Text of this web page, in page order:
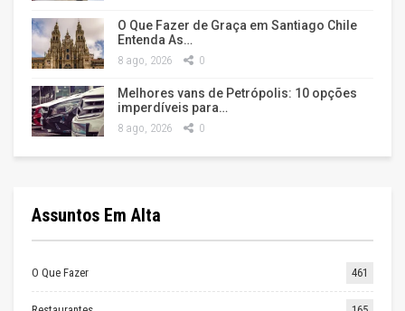
O Que Fazer de Graça em Santiago Chile
Entenda As…
8 ago, 2026 0
Melhores vans de Petrópolis: 10 opções
imperdíveis para…
8 ago, 2026 0
Assuntos Em Alta
O Que Fazer 461